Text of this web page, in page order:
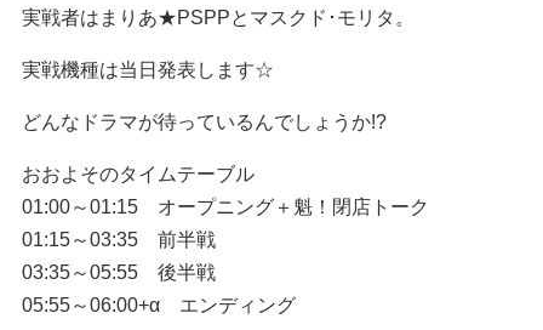
実戦者はまりあ★PSPPとマスクド･モリタ。
実戦機種は当日発表します☆
どんなドラマが待っているんでしょうか!?
おおよそのタイムテーブル
01:00～01:15 オープニング＋魁！閉店トーク
01:15～03:35 前半戦
03:35～05:55 後半戦
05:55～06:00+α エンディング